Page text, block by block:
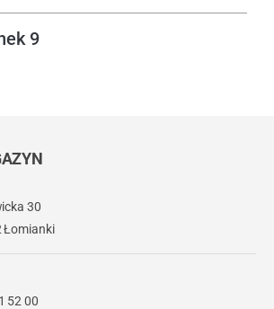
9
30
Łomianki
52 00